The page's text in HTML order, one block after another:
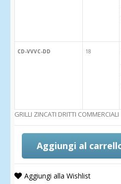
CD-VVVC-DD 18
GRILLI ZINCATI DRITTI COMMERCIALI
Aggiungi al
Aggiungi alla Wishlist